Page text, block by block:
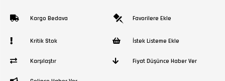
Kargo Bedava Favorilere Ekle
Kritik Stok İstek Listeme Ekle
Karşılaştır Fiyat Düşünce Haber Ver